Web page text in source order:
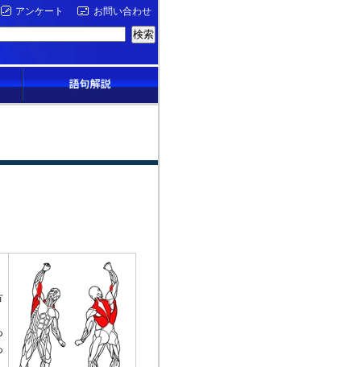
アンケート お問い合わせ